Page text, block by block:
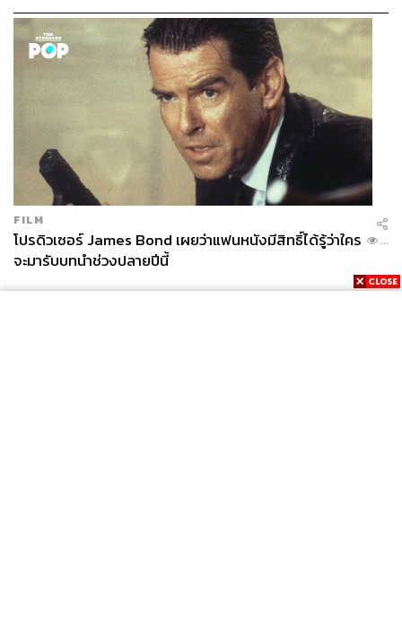
FILM
โปรดิวเซอร์ James Bond เผยว่าแฟนหนังมีสิทธิ์ได้รู้ว่าใคร
จะมารับบทนำช่วงปลายปีนี้
...